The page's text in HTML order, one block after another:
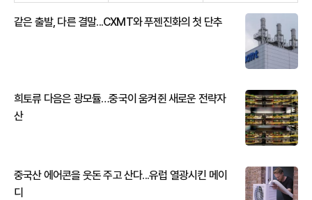
같은 출발, 다른 결말...CXMT와 푸젠진화의 첫 단추
희토류 다음은 광모듈…중국이 움켜쥔 새로운 전략자
산
중국산 에어콘을 웃돈 주고 산다...유럽 열광시킨 메이
디